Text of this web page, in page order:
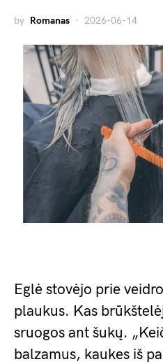
by Romanas 2026-06-14
Eglė stovėjo prie
plaukus. Kas
sruogos ant šukų.
balzamus, kaukes iš